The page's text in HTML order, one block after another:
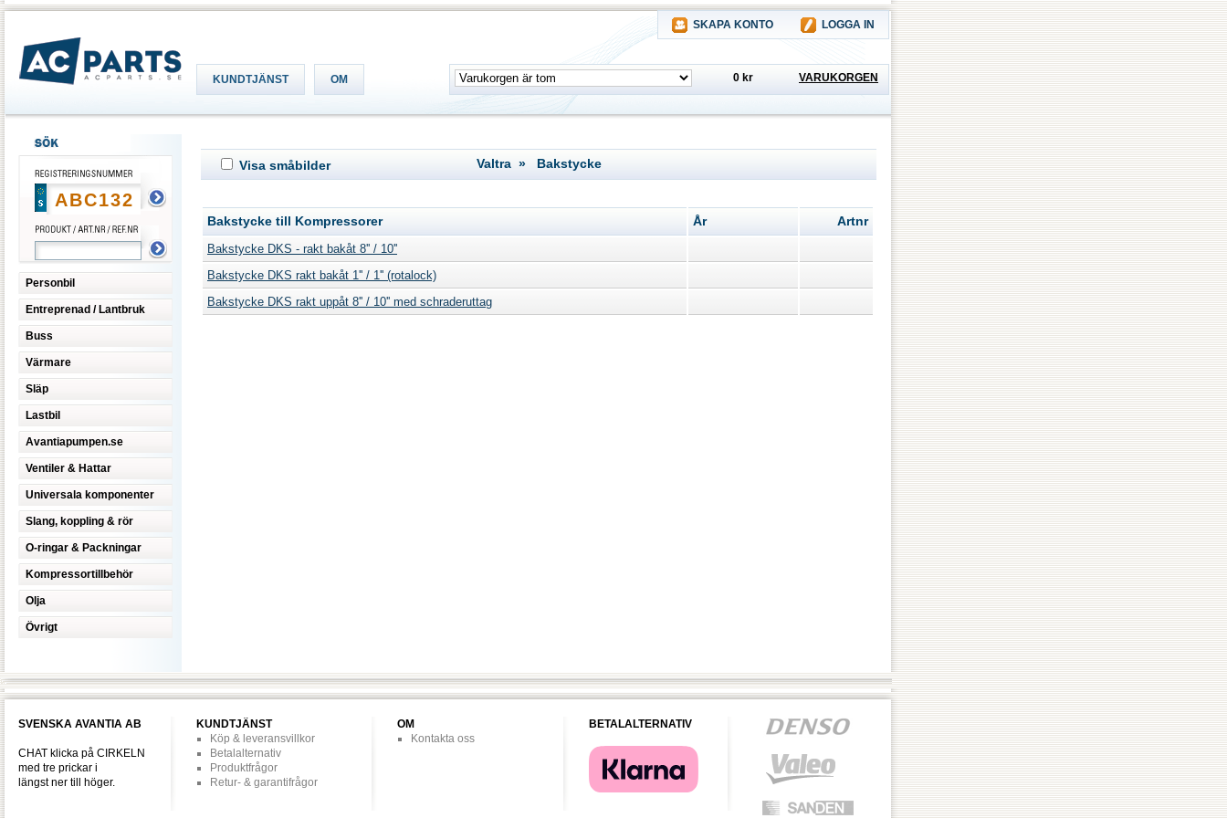
SKAPA KONTO LOGGA IN
KUNDTJÄNST OM 0 kr VARUKORGEN
Personbil
Entreprenad / Lantbruk
Buss
Värmare
Släp
Lastbil
Avantiapumpen.se
Ventiler & Hattar
Universala komponenter
Slang, koppling & rör
O-ringar & Packningar
Kompressortillbehör
Olja
Övrigt
Visa småbilder Valtra » Bakstycke
Bakstycke till Kompressorer År Artnr
Bakstycke DKS - rakt bakåt 8'' / 10''
Bakstycke DKS rakt bakåt 1'' / 1'' (rotalock)
Bakstycke DKS rakt uppåt 8'' / 10'' med schraderuttag
SVENSKA AVANTIA AB
CHAT klicka på CIRKELN
med tre prickar i
längst ner till höger.
KUNDTJÄNST
Köp & leveransvillkor
Betalalternativ
Produktfrågor
Retur- & garantifrågor
OM
Kontakta oss
BETALALTERNATIV